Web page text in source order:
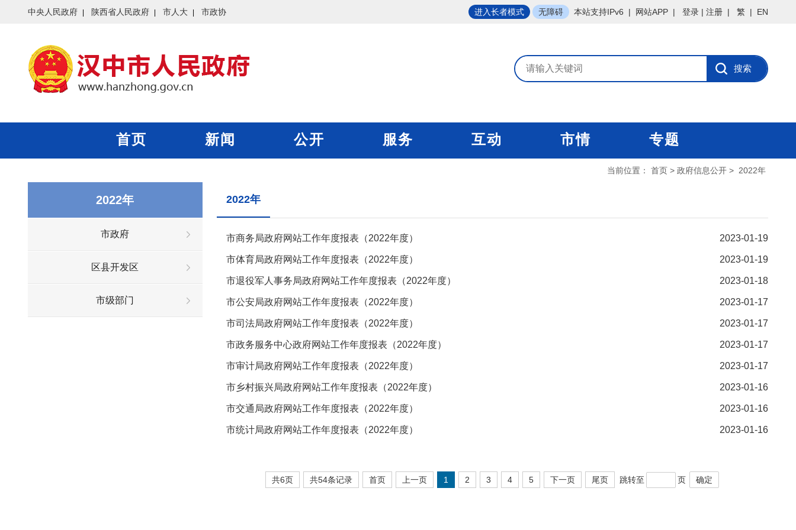
中央人民政府 陕西省人民政府 市人大 市政协 进入长者模式 无障碍 本站支持IPv6 | 网站APP | 登录 | 注册 | 繁 | EN
首页 新闻 公开 服务 互动 市情 专题
当前位置： 首页 > 政府信息公开 > 2022年
2022年
市政府
区县开发区
市级部门
2022年
2023-01-19
市商务局政府网站工作年度报表（2022年度）
2023-01-19
市体育局政府网站工作年度报表（2022年度）
2023-01-18
市退役军人事务局政府网站工作年度报表（2022年度）
2023-01-17
市公安局政府网站工作年度报表（2022年度）
2023-01-17
市司法局政府网站工作年度报表（2022年度）
2023-01-17
市政务服务中心政府网站工作年度报表（2022年度）
2023-01-17
市审计局政府网站工作年度报表（2022年度）
2023-01-16
市乡村振兴局政府网站工作年度报表（2022年度）
2023-01-16
市交通局政府网站工作年度报表（2022年度）
2023-01-16
市统计局政府网站工作年度报表（2022年度）
共6页 共54条记录 首页 上一页 1 2 3 4 5 下一页 尾页 跳转至 页 确定